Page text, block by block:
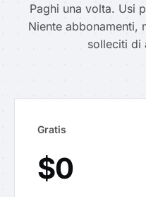
Paghi una volta. Usi
Niente abbonamenti,
solleciti di
Gratis
$0